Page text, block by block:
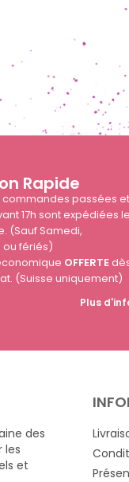
Rapide
commandes passées
17h sont expédiées
(Sauf Samedi,
fériés)
OFFERTE
(Suisse uniquement)
Plus
des
les
et